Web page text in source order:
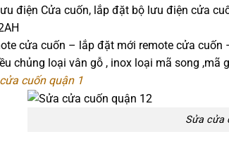
điện Cửa cuốn, lắp đặt bộ lưu điện cửa
cửa cuốn – lắp đặt mới remote cửa
chủng loại vân gỗ , inox loại mã song ,mã
cuốn quận 1
Sửa cửa